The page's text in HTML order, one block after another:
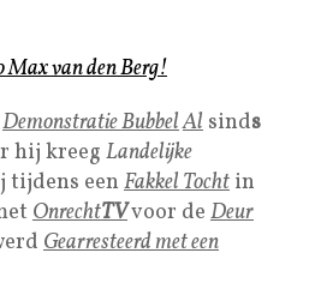
Max van den Berg!
Demonstratie BubbelAl sinds
hij kreeg Landelijke
tijdens een Fakkel Tocht in
OnrechtTVvoor de Deur
Gearresteerd met een